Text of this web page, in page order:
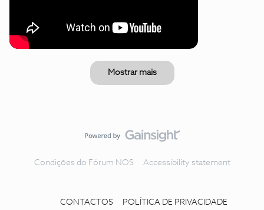
Mostrar mais
Condições do Fórum NOS Accessibility statement
CONTACTOS POLÍTICA DE PRIVACIDADE